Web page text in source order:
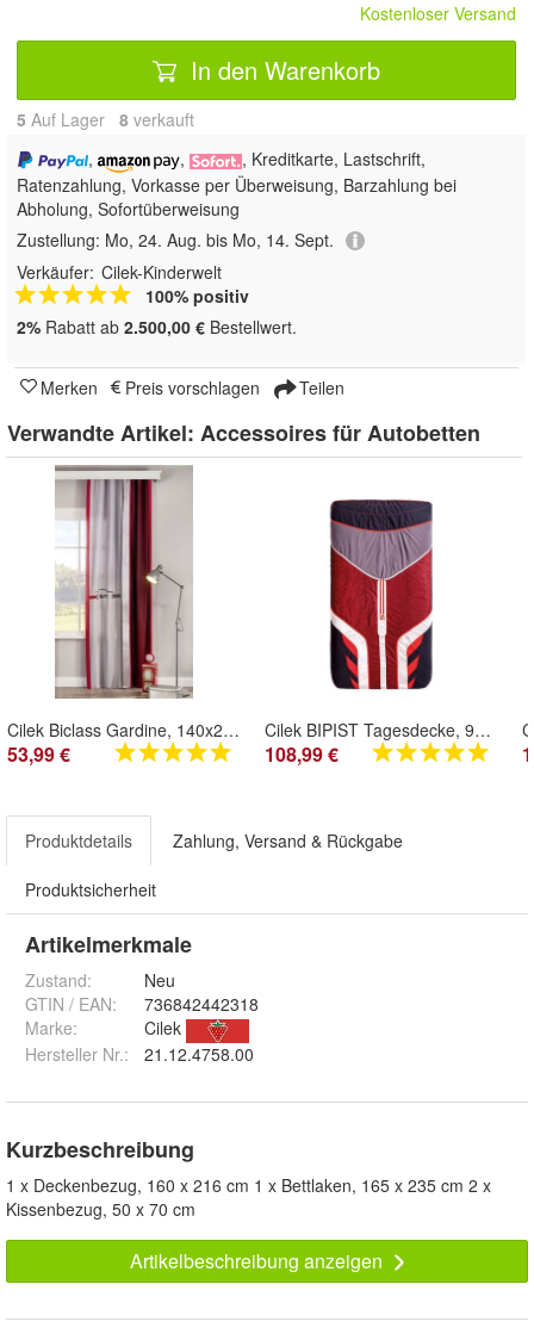
Kostenloser Versand
In den Warenkorb
5 Auf Lager 8 verkauft
,
,
, Kreditkarte, Lastschrift,
Ratenzahlung, Vorkasse per Überweisung, Barzahlung bei
Abholung, Sofortüberweisung
Zustellung: Mo, 24. Aug. bis Mo, 14. Sept.
Verkäufer: Cilek-Kinderwelt
100% positiv
2% Rabatt ab 2.500,00 € Bestellwert.
Merken Preis vorschlagen Teilen
Verwandte Artikel: Accessoires für Autobetten
Cilek Biclass Gardine, 140x260 cm
53,99 €
Cilek BIPIST Tagesdecke, 90-100 cm
108,99 €
Produktdetails Zahlung, Versand & Rückgabe
Produktsicherheit
Artikelmerkmale
Zustand:
Neu
GTIN / EAN:
736842442318
Marke:
Cilek
Hersteller Nr.:
21.12.4758.00
Kurzbeschreibung
1 x Deckenbezug, 160 x 216 cm 1 x Bettlaken, 165 x 235 cm 2 x
Kissenbezug, 50 x 70 cm
Artikelbeschreibung anzeigen